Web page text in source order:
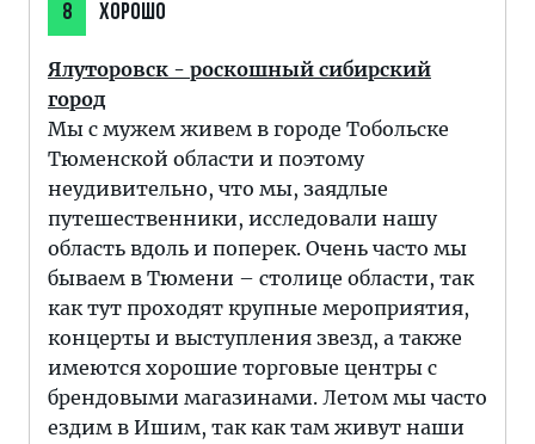
8 ХОРОШО
Ялуторовск - роскошный сибирский
город
Мы с мужем живем в городе Тобольске
Тюменской области и поэтому
неудивительно, что мы, заядлые
путешественники, исследовали нашу
область вдоль и поперек. Очень часто мы
бываем в Тюмени – столице области, так
как тут проходят крупные мероприятия,
концерты и выступления звезд, а также
имеются хорошие торговые центры с
брендовыми магазинами. Летом мы часто
ездим в Ишим, так как там живут наши